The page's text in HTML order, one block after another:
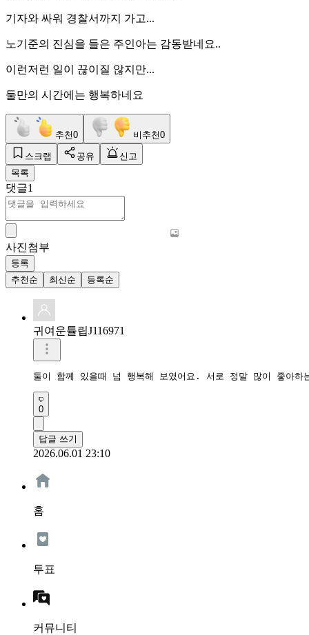
기자와 싸워 경찰서까지 가고...
노기준의 진심을 들은 주인아는 감동받네요..
이런저런 일이 끊이질 않지만...
둘만의 시간에는 행복하네요
추천0 비추천0
스크랩 공유
신고
목록
댓글1
사진첨부
등록
추천순
최신순 등록순
귀여운튤립J116971
둘이 함께 있을때 넘 행복해 보였어요. 서로 정말 많이 좋아하
0
답글 쓰기
2026.06.01 23:10
홈
투표
커뮤니티